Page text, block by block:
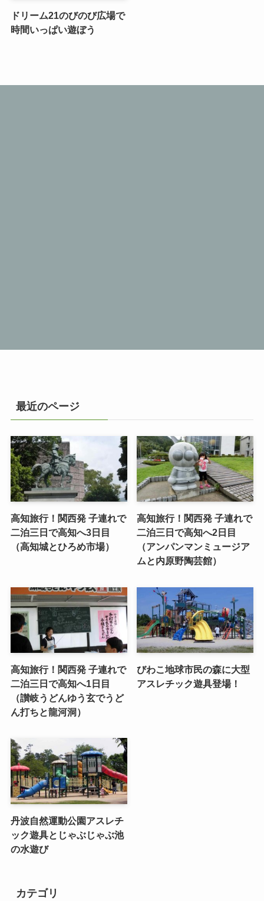
ドリーム21のびのび広場で
時間いっぱい遊ぼう
最近のページ
高知旅行！関西発 子連れで
二泊三日で高知へ3日目
（高知城とひろめ市場）
高知旅行！関西発 子連れで
二泊三日で高知へ2日目
（アンパンマンミュージア
ムと内原野陶芸館）
高知旅行！関西発 子連れで
二泊三日で高知へ1日目
（讃岐うどんゆう玄でうど
ん打ちと龍河洞）
びわこ地球市民の森に大型
アスレチック遊具登場！
丹波自然運動公園アスレチ
ック遊具とじゃぶじゃぶ池
の水遊び
カテゴリ